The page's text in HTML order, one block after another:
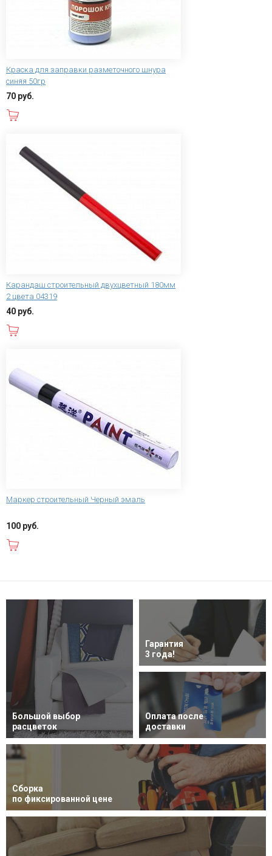
Краска для заправки разметочного шнура
синяя 50гр
70 руб.
Карандаш строительный двухцветный 180мм
2 цвета 04319
40 руб.
Маркер строительный Черный эмаль
100 руб.
Большой выбор
расцветок
Гарантия
3 года!
Оплата после
доставки
Сборка
по фиксированной цене